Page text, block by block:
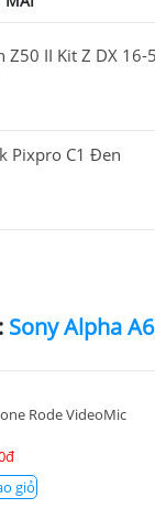
Pixpro C1 Đen
Rode VideoMic
giỏ